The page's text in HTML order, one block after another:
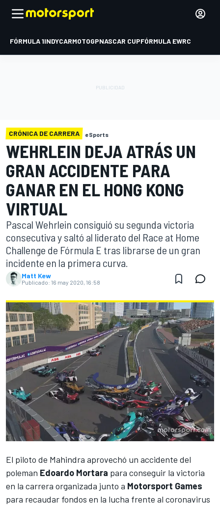
FÓRMULA 1INDYCARMOTOGPNASCAR CUPFÓRMULA EWRC
CRÓNICA DE CARRERA eSports
WEHRLEIN DEJA ATRÁS UN
GRAN ACCIDENTE PARA
GANAR EN EL HONG KONG
VIRTUAL
Pascal Wehrlein consiguió su segunda victoria
consecutiva y saltó al liderato del Race at Home
Challenge de Fórmula E tras librarse de un gran
incidente en la primera curva.
Matt Kew
Publicado: 16 may 2020, 16:58
El piloto de Mahindra aprovechó un accidente del
poleman Edoardo Mortara para conseguir la victoria
en la carrera organizada junto a Motorsport Games
para recaudar fondos en la lucha frente al coronavirus